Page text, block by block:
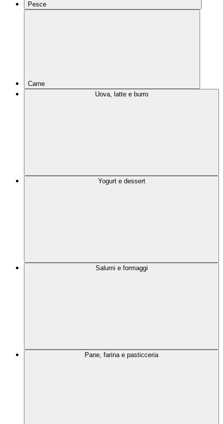
Pesce
Carne
Uova, latte e burro
Yogurt e dessert
Salumi e formaggi
Pane, farina e pasticceria